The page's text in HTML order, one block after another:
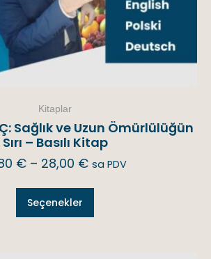
Kitaplar
Sağlık ve Uzun Ömürlülüğün
Sırı – Basılı Kitap
€ – 28,00 € sa PDV
Seçenekler